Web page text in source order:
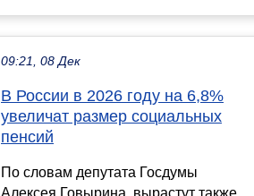
09:21, 08 Дек
В России в 2026 году на 6,8%
увеличат размер социальных
пенсий
По словам депутата Госдумы